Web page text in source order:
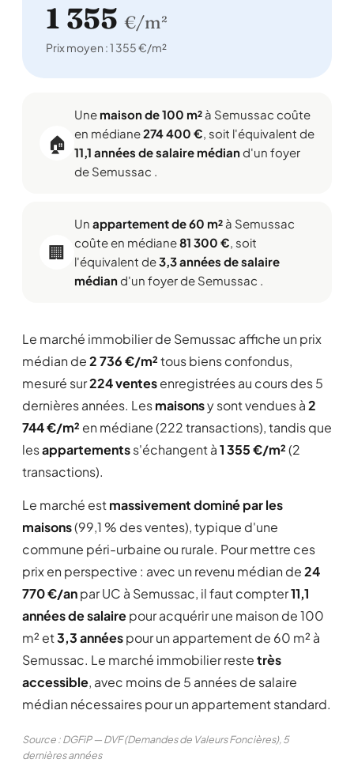
1 355 €/m²
Prix moyen : 1 355 €/m²
🏠
Une maison de 100 m² à Semussac coûte
en médiane274 400 €, soit l'équivalent de
11,1 années de salaire médiand'un foyer
de Semussac .
🏢
Un appartement de 60 m² à Semussac
coûte en médiane81 300 €, soit
l'équivalent de3,3 années de salaire
médiand'un foyer de Semussac .
Le marché immobilier de Semussac affiche un prix
médian de2 736 €/m²tous biens confondus,
mesuré sur224 ventesenregistrées au cours des 5
dernières années. Lesmaisonsy sont vendues à2
744 €/m² en médiane (222 transactions), tandis que
lesappartementss'échangent à1 355 €/m²(2
transactions).
Le marché estmassivement dominé par les
maisons(99,1 % des ventes), typique d'une
commune péri-urbaine ou rurale. Pour mettre ces
prix en perspective : avec un revenu médian de24
770 €/anpar UC à Semussac, il faut compter11,1
années de salairepour acquérir une maison de 100
m² et3,3 annéespour un appartement de 60 m² à
Semussac. Le marché immobilier restetrès
accessible, avec moins de 5 années de salaire
médian nécessaires pour un appartement standard.
Source : DGFiP — DVF (Demandes de Valeurs Foncières), 5
dernières années